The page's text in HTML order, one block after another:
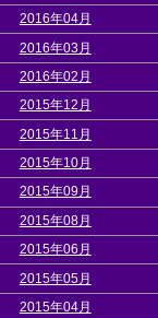
2016年04月
2016年03月
2016年02月
2015年12月
2015年11月
2015年10月
2015年09月
2015年08月
2015年06月
2015年05月
2015年04月